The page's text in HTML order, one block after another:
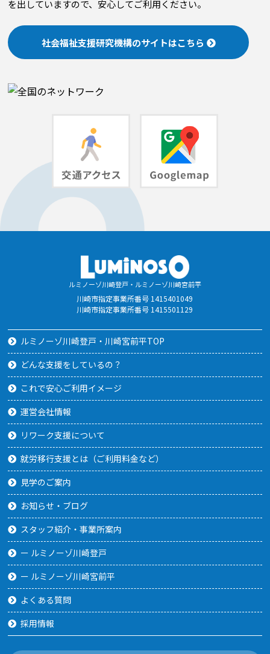
を出していますので、安心してご利用ください。
社会福祉支援研究機構のサイトはこちら
ルミノーゾ川崎登戸・ルミノーゾ川崎宮前平
川崎市指定事業所番号 1415401049
川崎市指定事業所番号 1415501129
ルミノーゾ川崎登戸・川崎宮前平TOP
どんな支援をしているの？
これで安心ご利用イメージ
運営会社情報
リワーク支援について
就労移行支援とは（ご利用料金など）
見学のご案内
お知らせ・ブログ
スタッフ紹介・事業所案内
ー ルミノーゾ川崎登戸
ー ルミノーゾ川崎宮前平
よくある質問
採用情報